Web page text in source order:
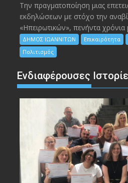
Την πραγματοποίηση μιας
εκδηλώσεων με στόχο την
«Ηπειρωτικών», πενήντα χρόνια
ΔΗΜΟΣ ΙΩΑΝΝΙΤΩΝ Επικαιρότητα
Πολιτισμός
Ενδιαφέρουσες